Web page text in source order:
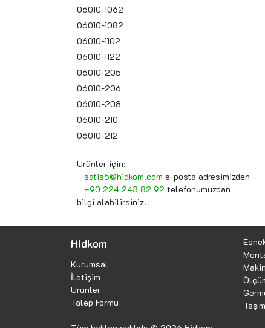
06010-1062
06010-1082
06010-1102
06010-1122
06010-205
06010-206
06010-208
06010-210
06010-212
Ürünler için;
satis5@hidkom.com e-posta adresimizden
+90 224 243 82 92 telefonumuzdan
bilgi alabilirsiniz.
Hidkom
Kurumsal
İletişim
Ürünler
Talep Formu